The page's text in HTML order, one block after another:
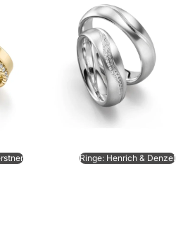
Ringe: Henrich & Denzel